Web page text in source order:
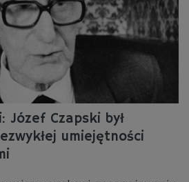
Józef Czapski był
umiejętności